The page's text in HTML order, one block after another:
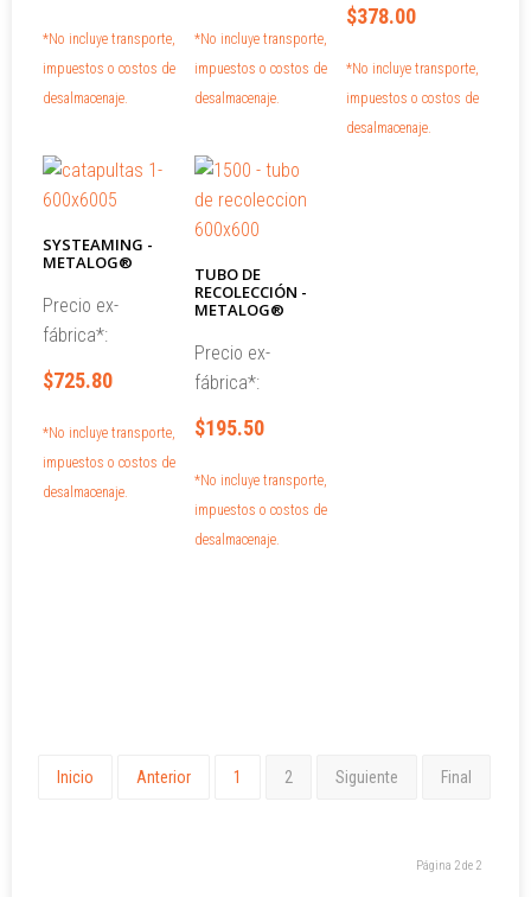
*No incluye transporte,
impuestos o costos de
desalmacenaje.
*No incluye transporte,
impuestos o costos de
desalmacenaje.
$378.00
*No incluye transporte,
impuestos o costos de
desalmacenaje.
SYSTEAMING -
METALOG®
Precio ex-
fábrica*:
$725.80
*No incluye transporte,
impuestos o costos de
desalmacenaje.
TUBO DE
RECOLECCIÓN -
METALOG®
Precio ex-
fábrica*:
$195.50
*No incluye transporte,
impuestos o costos de
desalmacenaje.
Inicio Anterior 1 2 Siguiente Final
Página 2 de 2